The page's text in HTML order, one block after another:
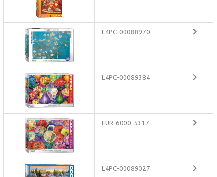
L4PC-00088970
L4PC-00089384
EUR-6000-5317
L4PC-00089027